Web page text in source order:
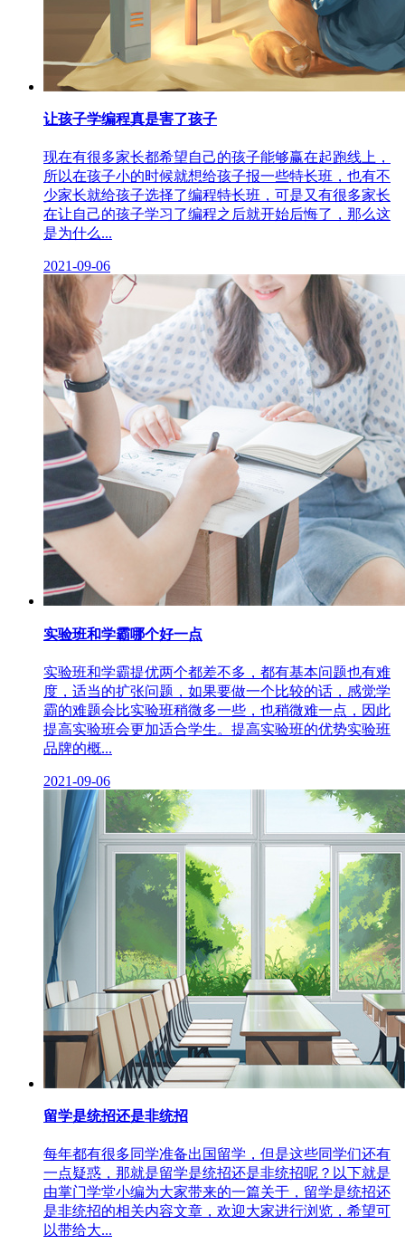
让孩子学编程真是害了孩子
现在有很多家长都希望自己的孩子能够赢在起跑线上，
所以在孩子小的时候就想给孩子报一些特长班，也有不
少家长就给孩子选择了编程特长班，可是又有很多家长
在让自己的孩子学习了编程之后就开始后悔了，那么这
是为什么...
2021-09-06
实验班和学霸哪个好一点
实验班和学霸提优两个都差不多，都有基本问题也有难
度，适当的扩张问题，如果要做一个比较的话，感觉学
霸的难题会比实验班稍微多一些，也稍微难一点，因此
提高实验班会更加适合学生。提高实验班的优势实验班
品牌的概...
2021-09-06
留学是统招还是非统招
每年都有很多同学准备出国留学，但是这些同学们还有
一点疑惑，那就是留学是统招还是非统招呢？以下就是
由掌门学堂小编为大家带来的一篇关于，留学是统招还
是非统招的相关内容文章，欢迎大家进行浏览，希望可
以带给大...